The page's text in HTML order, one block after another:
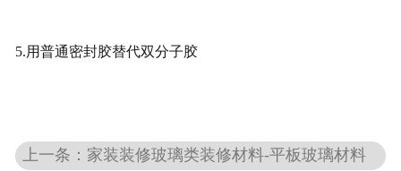
5.用普通密封胶替代双分子胶
上一条：家装装修玻璃类装修材料-平板玻璃材料